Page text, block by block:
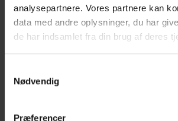
analysepartnere. Vores partnere kan
data med andre oplysninger, du har
de har indsamlet fra din brug af deres
Nødvendig
Præferencer
Har du spørgsmål?
Ring på +45 53 82 44 66
Mandag til fredag fra 08:00 til 16:00